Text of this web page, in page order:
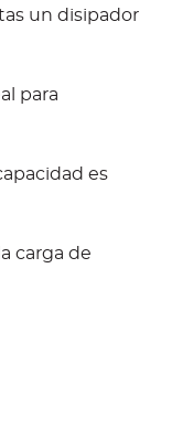
un disipador
para
es
carga de